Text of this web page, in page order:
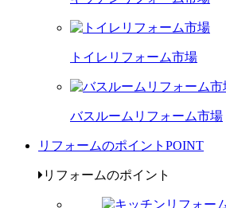
トイレリフォーム市場
バスルームリフォーム市場
リフォームのポイント POINT
リフォームのポイント